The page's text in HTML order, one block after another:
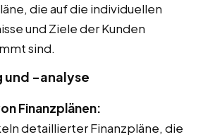
die auf die individuellen
und Ziele der Kunden
sind.
und -analyse
Finanzplänen:
detaillierter Finanzpläne, die